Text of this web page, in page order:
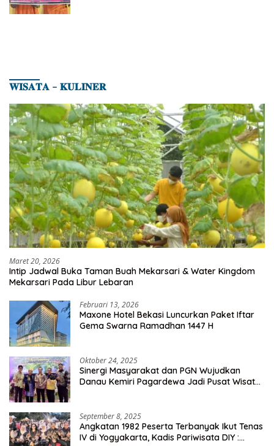
𝐖𝐈𝐒𝐀𝐓𝐀 – 𝐊𝐔𝐋𝐈𝐍𝐄𝐑
Maret 20, 2026
Intip Jadwal Buka Taman Buah Mekarsari & Water Kingdom
Mekarsari Pada Libur Lebaran
Februari 13, 2026
Maxone Hotel Bekasi Luncurkan Paket Iftar
Gema Swarna Ramadhan 1447 H
Oktober 24, 2025
Sinergi Masyarakat dan PGN Wujudkan
Danau Kemiri Pagardewa Jadi Pusat Wisata
September 8, 2025
Angkatan 1982 Peserta Terbanyak Ikut Tenas
IV di Yogyakarta, Kadis Pariwisata DIY :